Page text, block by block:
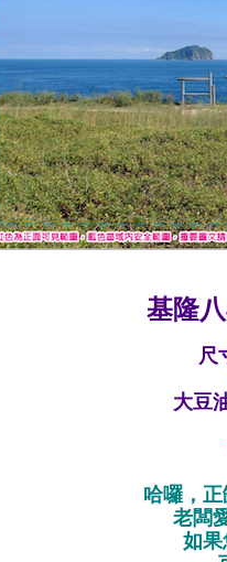
基隆
尺
大豆
哈囉，
老闆
如果